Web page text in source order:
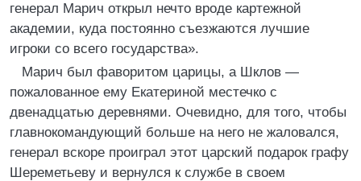
генерал Марич открыл нечто вроде картежной
академии, куда постоянно съезжаются лучшие
игроки со всего государства».
Марич был фаворитом царицы, а Шклов —
пожалованное ему Екатериной местечко с
двенадцатью деревнями. Очевидно, для того, чтобы
главнокомандующий больше на него не жаловался,
генерал вскоре проиграл этот царский подарок графу
Шереметьеву и вернулся к службе в своем